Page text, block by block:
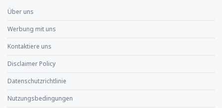
Über uns
Werbung mit uns
Kontaktiere uns
Disclaimer Policy
Datenschutzrichtlinie
Nutzungsbedingungen